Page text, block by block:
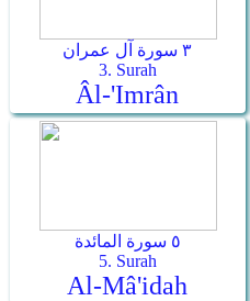
٣ سورة آل عمران
3. Surah
Âl-'Imrân
٥ سورة المائدة
5. Surah
Al-Mâ'idah